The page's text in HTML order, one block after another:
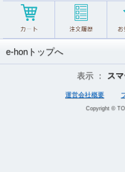
e-honトップへ
表示 ： ス
運営会社概要
Copyright ©